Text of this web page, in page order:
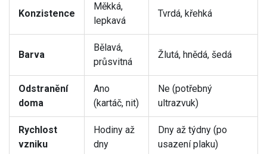
Konzistence
Měkká,
lepkavá
Tvrdá, křehká
Barva
Bělavá,
průsvitná
Žlutá, hnědá, šedá
Odstranění
doma
Ano
(kartáč, nit)
Ne (potřebný
ultrazvuk)
Rychlost
vzniku
Hodiny až
dny
Dny až týdny (po
usazení plaku)